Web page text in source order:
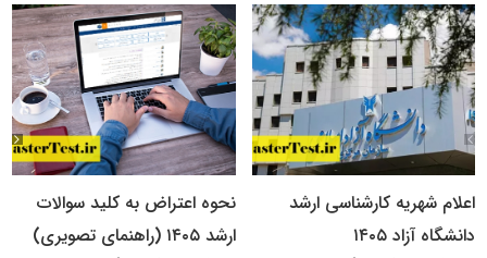
اعلام شهریه کارشناسی ارشد
دانشگاه آزاد ۱۴۰۵
نحوه اعتراض به کلید سوالات
ارشد ۱۴۰۵ (راهنمای تصویری)